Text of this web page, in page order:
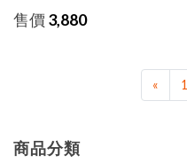
商品分類
售價 3,880
« 1